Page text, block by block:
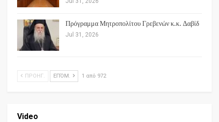
Πρόγραμμα Μητροπολίτου Γρεβενών κ.κ. Δαβίδ
Jul 31, 2026
ΠΡΟΗΓ. ΕΠΌΜ. 1 από 972
Video